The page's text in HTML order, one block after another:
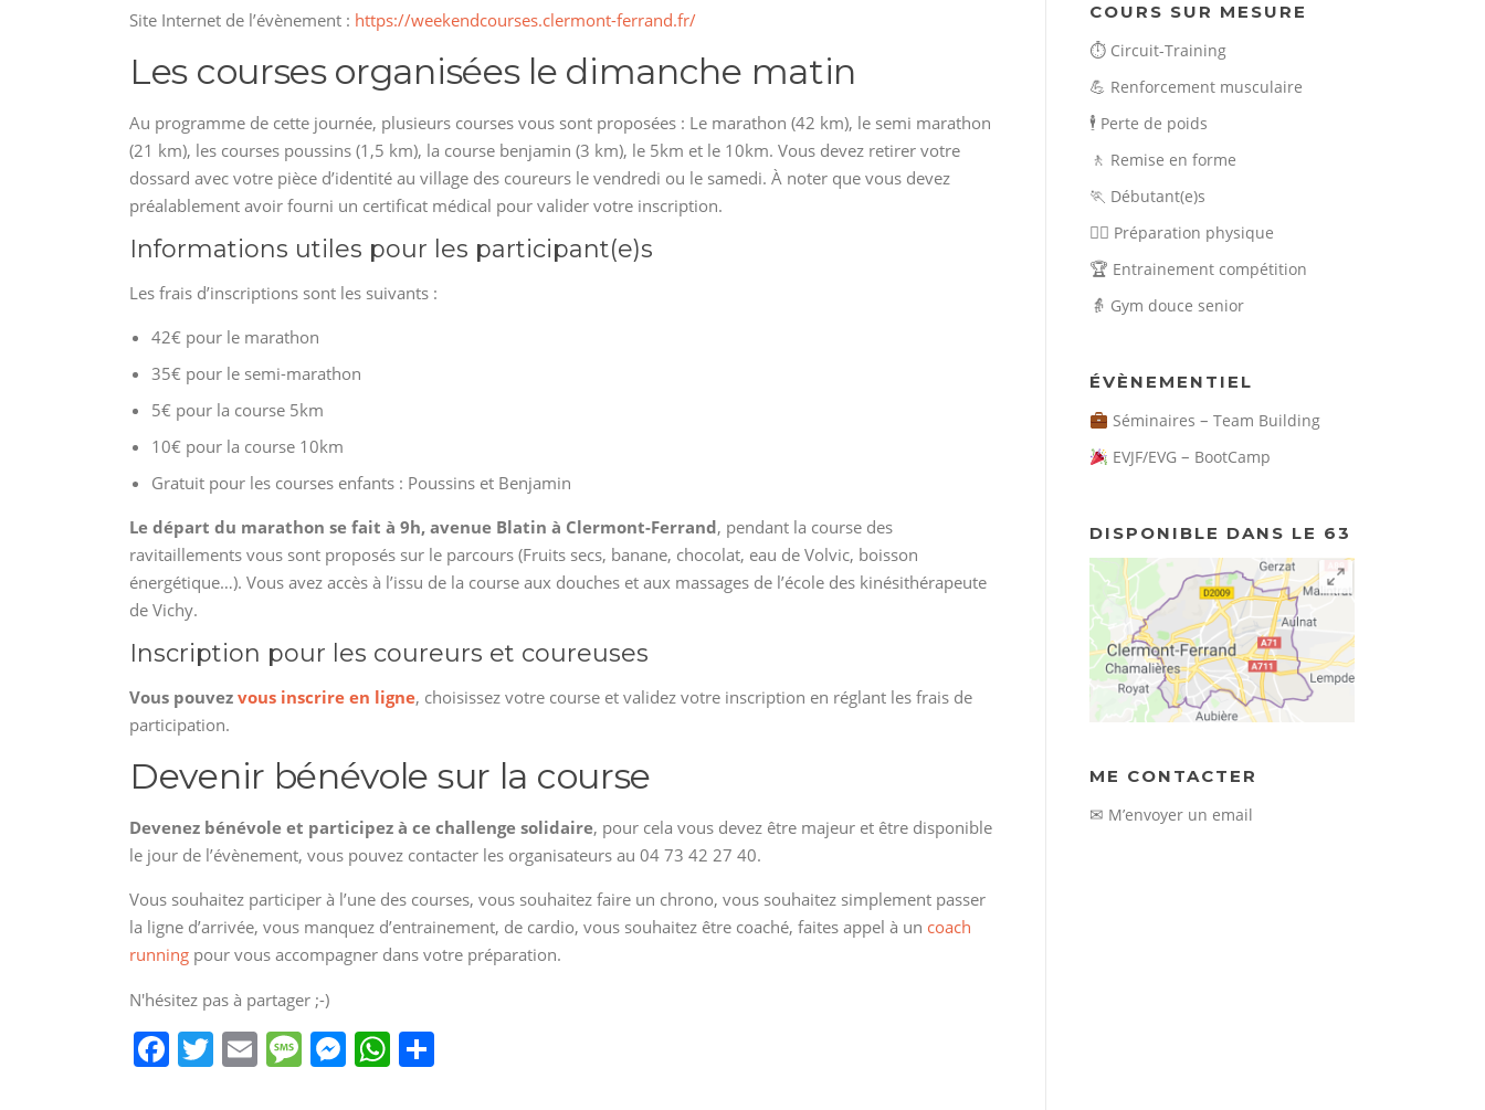
Site Internet de l’évènement : https://weekendcourses.clermont-ferrand.fr/
Les courses organisées le dimanche matin
Au programme de cette journée, plusieurs courses vous sont proposées : Le marathon (42 km), le semi marathon
(21 km), les courses poussins (1,5 km), la course benjamin (3 km), le 5km et le 10km. Vous devez retirer votre
dossard avec votre pièce d’identité au village des coureurs le vendredi ou le samedi. À noter que vous devez
préalablement avoir fourni un certificat médical pour valider votre inscription.
Informations utiles pour les participant(e)s
Les frais d’inscriptions sont les suivants :
42€ pour le marathon
35€ pour le semi-marathon
5€ pour la course 5km
10€ pour la course 10km
Gratuit pour les courses enfants : Poussins et Benjamin
Le départ du marathon se fait à 9h, avenue Blatin à Clermont-Ferrand, pendant la course des
ravitaillements vous sont proposés sur le parcours (Fruits secs, banane, chocolat, eau de Volvic, boisson
énergétique…). Vous avez accès à l’issu de la course aux douches et aux massages de l’école des kinésithérapeute
de Vichy.
Inscription pour les coureurs et coureuses
Vous pouvez vous inscrire en ligne, choisissez votre course et validez votre inscription en réglant les frais de
participation.
Devenir bénévole sur la course
Devenez bénévole et participez à ce challenge solidaire, pour cela vous devez être majeur et être disponible
le jour de l’évènement, vous pouvez contacter les organisateurs au 04 73 42 27 40.
Vous souhaitez participer à l’une des courses, vous souhaitez faire un chrono, vous souhaitez simplement passer
la ligne d’arrivée, vous manquez d’entrainement, de cardio, vous souhaitez être coaché, faites appel à un coach
running pour vous accompagner dans votre préparation.
N'hésitez pas à partager ;-)
F T E M M W
COURS SUR MESURE
⏱️ Circuit-Training
💪 Renforcement musculaire
🕴️ Perte de poids
🚶 Remise en forme
🏃 Débutant(e)s
🏃‍♀️ Préparation physique
🏆 Entrainement compétition
👵 Gym douce senior
ÉVÈNEMENTIEL
Séminaires –Team Building
EVJF/EVG – BootCamp
DISPONIBLE DANS LE 63
ME CONTACTER
✉ M’envoyer un email